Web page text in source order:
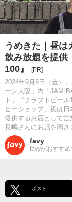
うめきた｜昼
飲み放題を提
100』
[PR]
2024年9月6日（金）
ーン大阪」内「JAM
ト』『クラフトビー
ヒーショップ、夜は
提供するお店として営
長嶋さんにお話を聞き
favy
favyがおすすめ
ポスト